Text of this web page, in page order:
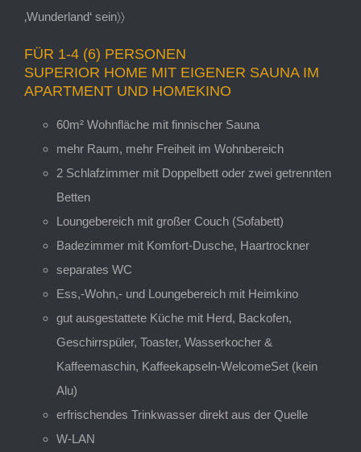
‚Wunderland‘ sein〉〉
FÜR 1-4 (6) PERSONEN
SUPERIOR HOME MIT EIGENER SAUNA IM
APARTMENT UND HOMEKINO
60m² Wohnfläche mit finnischer Sauna
mehr Raum, mehr Freiheit im Wohnbereich
2 Schlafzimmer mit Doppelbett oder zwei getrennten
Betten
Loungebereich mit großer Couch (Sofabett)
Badezimmer mit Komfort-Dusche, Haartrockner
separates WC
Ess,-Wohn,- und Loungebereich mit Heimkino
gut ausgestattete Küche mit Herd, Backofen,
Geschirrspüler, Toaster, Wasserkocher &
Kaffeemaschin, Kaffeekapseln-WelcomeSet (kein
Alu)
erfrischendes Trinkwasser direkt aus der Quelle
W-LAN